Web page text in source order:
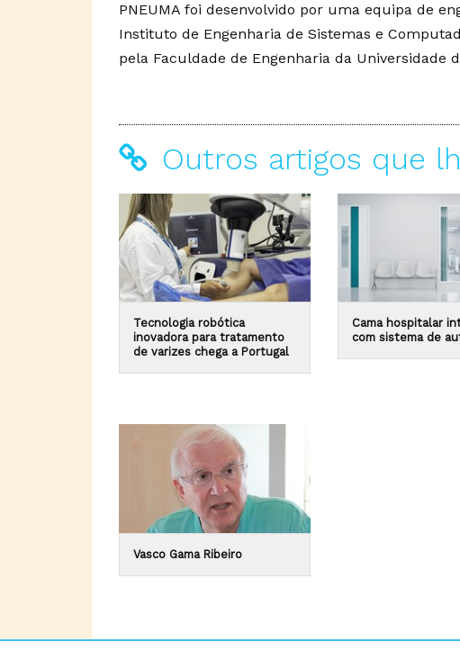
PNEUMA foi desenvolvido por uma equipa de
Instituto de Engenharia de Sistemas e
pela Faculdade de Engenharia da Universidade
Outros artigos que
Tecnologia robótica
inovadora para tratamento
de varizes chega a Portugal
Cama hospitalar
com sistema de
Vasco Gama Ribeiro